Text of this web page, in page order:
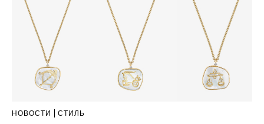
НОВОСТИ СТИЛЬ